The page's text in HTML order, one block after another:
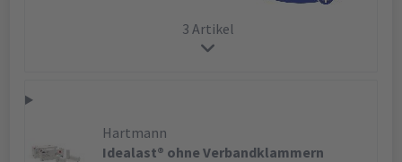
3 Artikel
Hartmann
Idealast® ohne Verbandklammern